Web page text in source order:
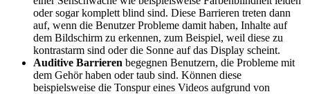
oder sogar komplett blind sind. Diese Barrieren treten dann
auf, wenn die Benutzer Probleme damit haben, Inhalte auf
dem Bildschirm zu erkennen, zum Beispiel, weil diese zu
kontrastarm sind oder die Sonne auf das Display scheint.
Auditive Barrieren begegnen Benutzern, die Probleme mit
dem Gehör haben oder taub sind. Können diese
beispielsweise die Tonspur eines Videos aufgrund von